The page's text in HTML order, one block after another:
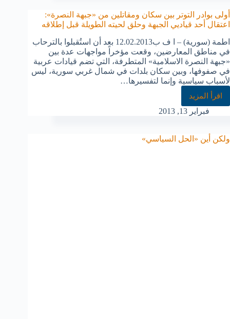
أولى بوادر التوتر بين سكان ومقاتلين من «جبهة النصرة»:
اعتقال أحد قياديي الجبهة وحلق لحيته الطويلة قبل إطلاقه
اطمة (سورية) – ا ف ب12.02.2013 بعد أن استُقبلوا بالترحاب
في مناطق المعارضين، وقعت مؤخراً مواجهات عدة بين
«جبهة النصرة الاسلامية» المتطرفة، التي تضم قيادات عربية
في صفوفها، وبين سكان بلدات في شمال غربي سورية، ليس
لأسباب سياسية وإنما لتفسيرها…
اقرأ المزيد
فبراير 13, 2013
ولكن أين «الحل السياسي»